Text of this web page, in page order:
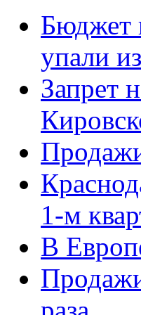
Бюджет
упали
Запрет
1-м
В